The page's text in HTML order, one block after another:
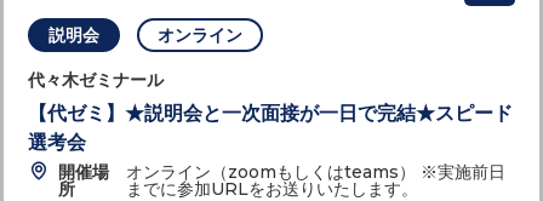
説明会 オンライン
代々木ゼミナール
【代ゼミ】★説明会と一次面接が一日で完結★スピード
選考会
開催場
所
オンライン（zoomもしくはteams） ※実施前日
までに参加URLをお送りいたします。